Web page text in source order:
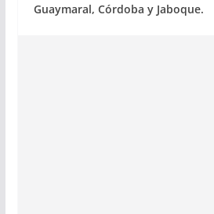
Guaymaral, Córdoba y Jaboque.